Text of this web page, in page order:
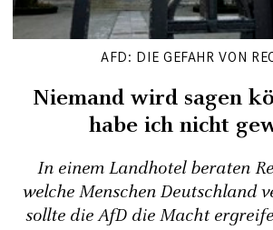
AFD: DIE GEFAHR VON
Niemand wird sagen
habe ich nicht
In einem Landhotel beraten
welche Menschen Deutschland
sollte die AfD die Macht